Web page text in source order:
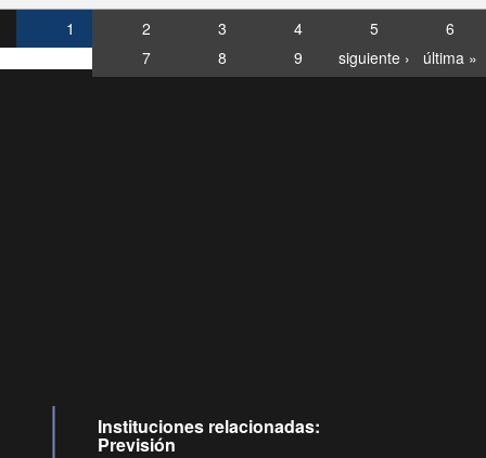
1 2 3 4 5
6
7
8 9 siguiente › última »
Instituciones relacionadas:
Previsión